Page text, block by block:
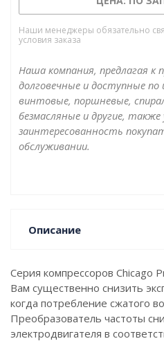
разгрузка. Компрессоры
подачу воздуха,
жидких частиц, которые
Наши менеджеры обязательно
условия заказа
Наша компания, предлагая к
долговечные и доступные по
винтовые, поршневые,
безмасляные и другие,
заинтересованность
обслуживании.
Описание
Серия компрессоров Chicago
Вам существенно снизить
когда потребление сжатого
Преобразователь частоты
электродвигателя в